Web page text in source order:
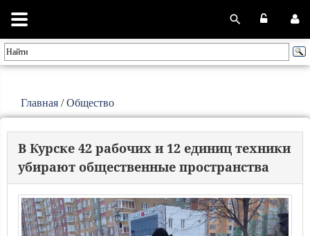
Главная /Общество
В Курске 42 рабочих и 12 единиц техники
убирают общественные пространства